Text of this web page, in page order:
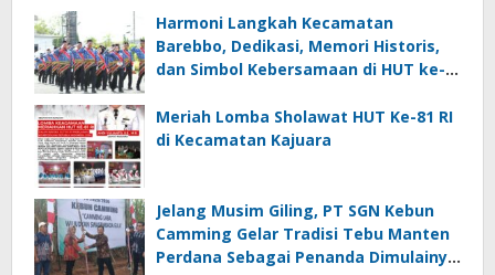
Harmoni Langkah Kecamatan
Barebbo, Dedikasi, Memori Historis,
dan Simbol Kebersamaan di HUT ke-
Meriah Lomba Sholawat HUT Ke-81 RI
di Kecamatan Kajuara
Jelang Musim Giling, PT SGN Kebun
Camming Gelar Tradisi Tebu Manten
Perdana Sebagai Penanda Dimulainya